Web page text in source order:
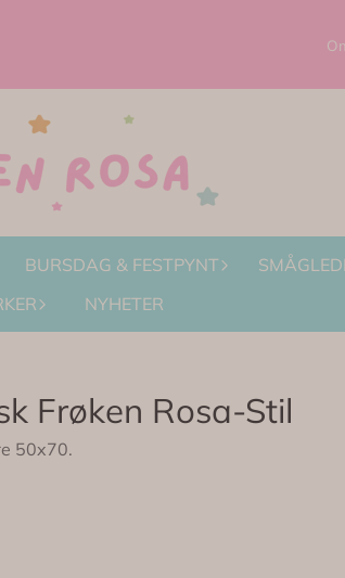
BURSDAG & FESTPYNT
NYHETER
Frøken Rosa-Stil
50x70.